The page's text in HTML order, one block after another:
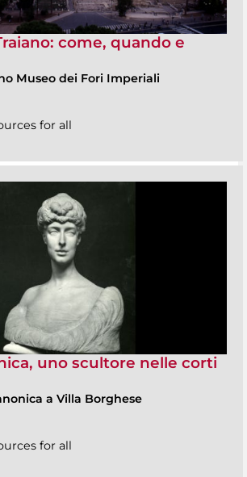
come, quando e
Museo dei Fori Imperiali
for all
uno scultore nelle corti
a Villa Borghese
for all